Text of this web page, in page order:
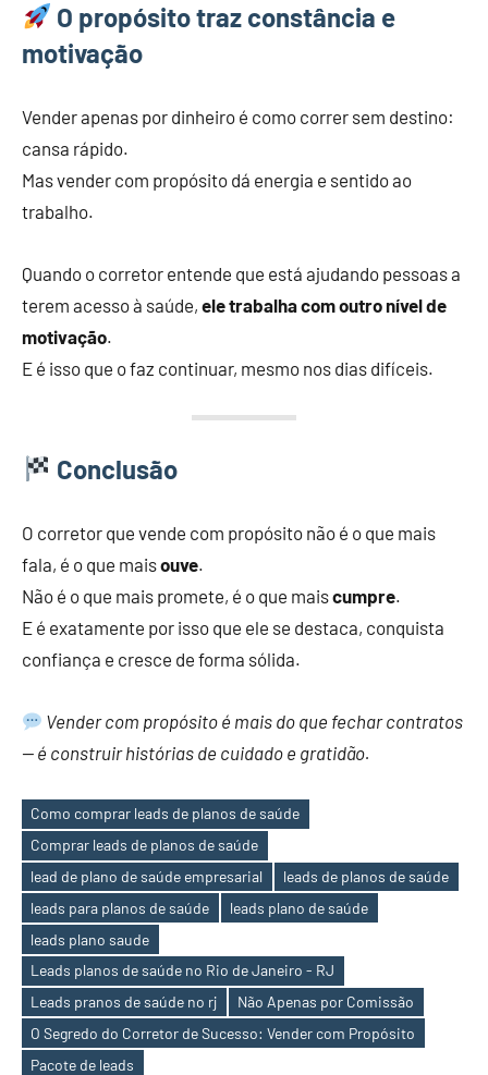
O propósito traz constância e
motivação
Vender apenas por dinheiro é como correr sem destino:
cansa rápido.
Mas vender com propósito dá energia e sentido ao
trabalho.
Quando o corretor entende que está ajudando pessoas a
terem acesso à saúde, ele trabalha com outro nível de
motivação.
E é isso que o faz continuar, mesmo nos dias difíceis.
Conclusão
O corretor que vende com propósito não é o que mais
fala, é o que maisouve.
Não é o que mais promete, é o que maiscumpre.
E é exatamente por isso que ele se destaca, conquista
confiança e cresce de forma sólida.
Vender com propósito é mais do que fechar contratos
— é construir histórias de cuidado e gratidão.
Tags
Como comprar leads de planos de saúde
Comprar leads de planos de saúde
lead de plano de saúde empresarial
leads de planos de saúde
leads para planos de saúde
leads plano de saúde
leads plano saude
Leads planos de saúde no Rio de Janeiro - RJ
Leads pranos de saúde no rj
Não Apenas por Comissão
O Segredo do Corretor de Sucesso: Vender com Propósito
Pacote de leads